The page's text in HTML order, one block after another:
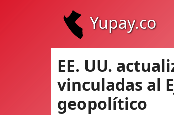
Yupay.co
EE. UU.
vinculadas al
geopolítico